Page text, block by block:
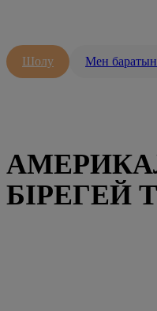
Шолу Мен
БІРЕГЕЙ